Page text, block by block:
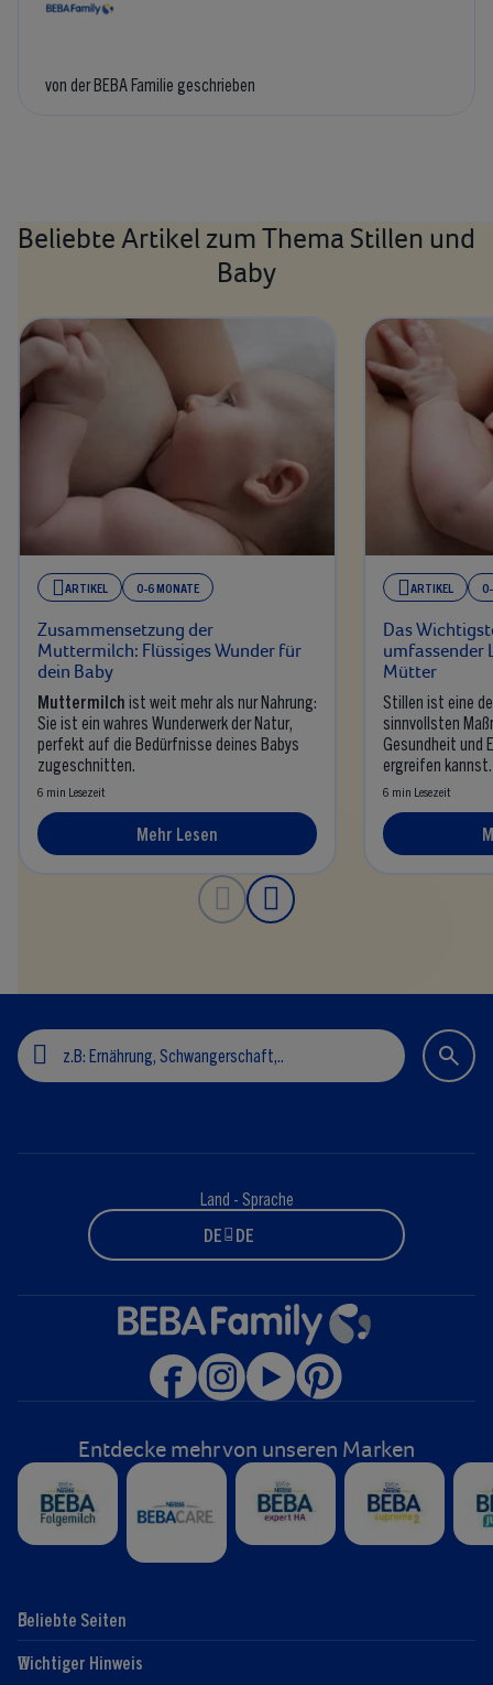
von der BEBA Familie geschrieben
Beliebte Artikel zum Thema Stillen und
Baby
ARTIKEL 0-6 MONATE
Zusammensetzung der
Muttermilch: Flüssiges Wunder für
dein Baby
Muttermilch ist weit mehr als nur Nahrung:
Sie ist ein wahres Wunderwerk der Natur,
perfekt auf die Bedürfnisse deines Babys
zugeschnitten.
6 min Lesezeit
Mehr Lesen
ARTIKEL
Das
umfassender
Mütter
Stillen ist eine
sinnvollsten
Gesundheit und
ergreifen kannst.
6 min Lesezeit
Land - Sprache
DE - DE
Entdecke mehr von unseren Marken
Beliebte Seiten
Hilfe
Expert:innen
Club-Info
Wichtiger Hinweis